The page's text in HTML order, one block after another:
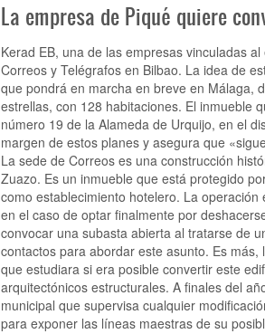
La empresa de Piqué quiere
Kerad EB, una de las empresas vinculadas
Correos y Telégrafos en Bilbao. La idea de
que pondrá en marcha en breve en Málaga,
estrellas, con 128 habitaciones. El inmueble
número 19 de la Alameda de Urquijo, en el
margen de estos planes y asegura que
La sede de Correos es una construcción
Zuazo. Es un inmueble que está protegido
como establecimiento hotelero. La
en el caso de optar finalmente por
convocar una subasta abierta al tratarse de
contactos para abordar este asunto. Es
que estudiara si era posible convertir este
arquitectónicos estructurales. A finales del
municipal que supervisa cualquier
para exponer las líneas maestras de su